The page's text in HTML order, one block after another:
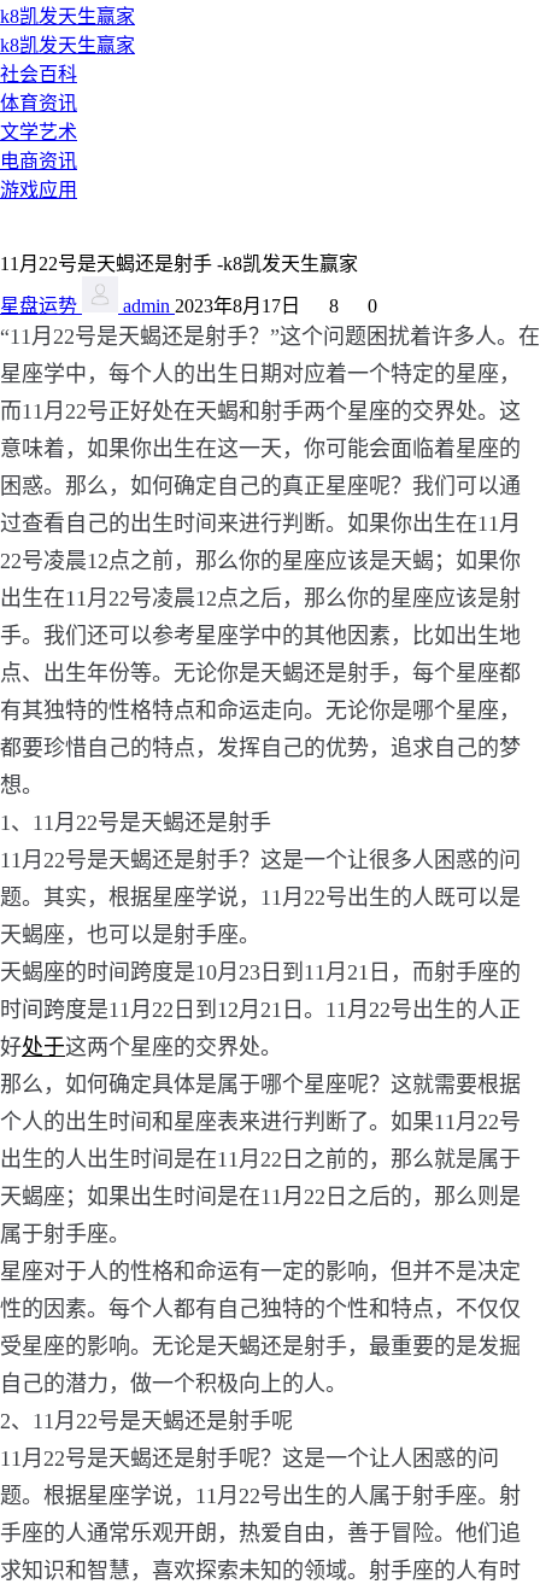
k8凯发天生赢家
k8凯发天生赢家
社会百科
体育资讯
文学艺术
电商资讯
游戏应用
11月22号是天蝎还是射手 -k8凯发天生赢家
星盘运势 admin 2023年8月17日 8 0
“11月22号是天蝎还是射手？”这个问题困扰着许多人。在
星座学中，每个人的出生日期对应着一个特定的星座，
而11月22号正好处在天蝎和射手两个星座的交界处。这
意味着，如果你出生在这一天，你可能会面临着星座的
困惑。那么，如何确定自己的真正星座呢？我们可以通
过查看自己的出生时间来进行判断。如果你出生在11月
22号凌晨12点之前，那么你的星座应该是天蝎；如果你
出生在11月22号凌晨12点之后，那么你的星座应该是射
手。我们还可以参考星座学中的其他因素，比如出生地
点、出生年份等。无论你是天蝎还是射手，每个星座都
有其独特的性格特点和命运走向。无论你是哪个星座，
都要珍惜自己的特点，发挥自己的优势，追求自己的梦
想。
1、11月22号是天蝎还是射手
11月22号是天蝎还是射手？这是一个让很多人困惑的问
题。其实，根据星座学说，11月22号出生的人既可以是
天蝎座，也可以是射手座。
天蝎座的时间跨度是10月23日到11月21日，而射手座的
时间跨度是11月22日到12月21日。11月22号出生的人正
好处于这两个星座的交界处。
那么，如何确定具体是属于哪个星座呢？这就需要根据
个人的出生时间和星座表来进行判断了。如果11月22号
出生的人出生时间是在11月22日之前的，那么就是属于
天蝎座；如果出生时间是在11月22日之后的，那么则是
属于射手座。
星座对于人的性格和命运有一定的影响，但并不是决定
性的因素。每个人都有自己独特的个性和特点，不仅仅
受星座的影响。无论是天蝎还是射手，最重要的是发掘
自己的潜力，做一个积极向上的人。
2、11月22号是天蝎还是射手呢
11月22号是天蝎还是射手呢？这是一个让人困惑的问
题。根据星座学说，11月22号出生的人属于射手座。射
手座的人通常乐观开朗，热爱自由，善于冒险。他们追
求知识和智慧，喜欢探索未知的领域。射手座的人有时